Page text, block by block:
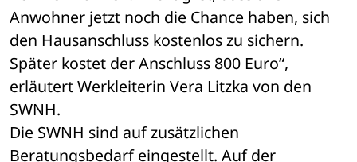
Anwohner jetzt noch die Chance haben, sich
den Hausanschluss kostenlos zu sichern.
Später kostet der Anschluss 800 Euro“,
erläutert Werkleiterin Vera Litzka von den
SWNH.
Die SWNH sind auf zusätzlichen
Beratungsbedarf eingestellt. Auf der